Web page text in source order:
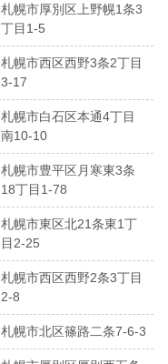
札幌市厚別区上野幌1条3
丁目1-5
札幌市西区西野3条2丁目
3-17
札幌市白石区本通4丁目
南10-10
札幌市豊平区月寒東3条
18丁目1-78
札幌市東区北21条東1丁
目2-25
札幌市西区西野2条3丁目
2-8
札幌市北区篠路二条7-6-3